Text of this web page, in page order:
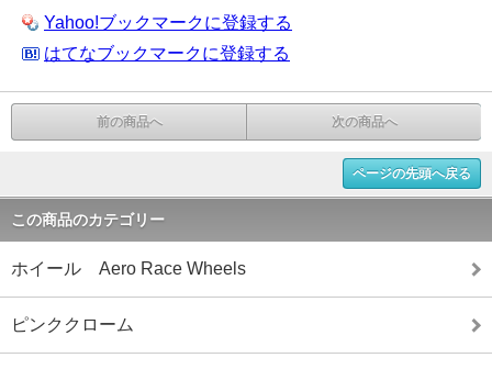
Yahoo!ブックマークに登録する
はてなブックマークに登録する
前の商品へ 次の商品へ
ページの先頭へ戻る
この商品のカテゴリー
ホイール Aero Race Wheels
ピンククローム